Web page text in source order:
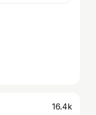
16.4k